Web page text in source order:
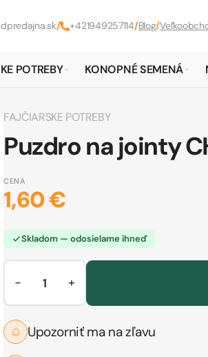
/ +421949257114/Blog/
POTREBY KONOPNÉ SEMENÁ
FAJČIARSKE POTREBY
Puzdro na jointy
CENA
1,60 €
Skladom — odosielame ihneď
− +
Upozorniť ma na zľavu